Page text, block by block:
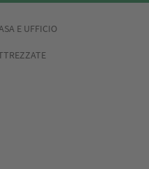
E UFFICIO